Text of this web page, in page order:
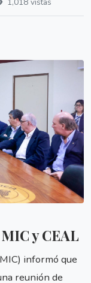
y CEAL
informó que
reunión de